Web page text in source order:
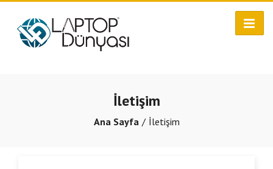
İletişim
Ana Sayfa İletişim